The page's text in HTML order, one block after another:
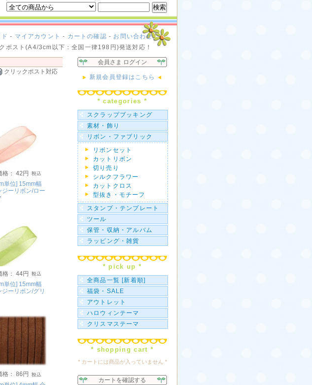
- マイアカウント - カートの確認 - お問い合わせ
ポスト(A4/3cm以下：全国一律198円)発送対応！
クリックポスト対応
格： 42円
単位] 15mm幅
ジーリボン/ロー
格： 44円
単位] 15mm幅
ジーリボン/グリ
格： 86円
会員さま ログイン
新規会員登録はこちら
* categories *
スクラップブッキング
素材・飾り
リボン・ファブリック
リボンセット
カットリボン
切り売り
シルクフラワー
カットクロス
型抜き・モチーフ
スタンプ・テンプレート
ツール
保管・収納・アルバム
ラッピング・雑貨
* pick up *
全商品一覧 [新着順]
福袋・SALE
アウトレット
ハロウィンテーマ
クリスマステーマ
* shopping cart *
* カートには商品が入っていません *
カートを確認する